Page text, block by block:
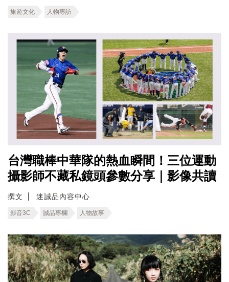
旅遊文化 人物專訪
台灣職棒中華隊的熱血瞬間！三位運動
攝影師不藏私鏡頭參數分享｜影像共讀
撰文 迷誠品內容中心
影音3C 誠品專欄 人物故事